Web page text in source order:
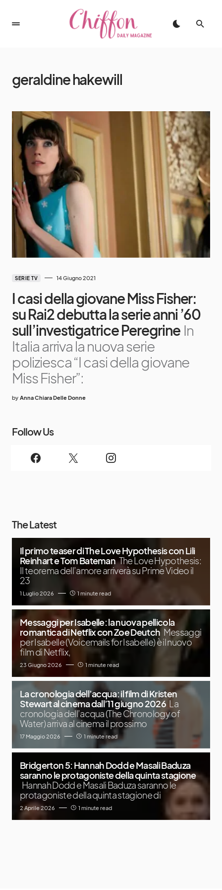
geraldine hakewill
SERIE TV 14 Giugno 2021
I casi della giovane Miss Fisher:
su Rai2 debutta la serie anni ’60
sull’investigatrice Peregrine In
Italia arriva la nuova serie
poliziesca “I casi della giovane
Miss Fisher”:
by Anna Chiara Delle Donne
Follow Us
The Latest
Il primo teaser di The Love Hypothesis con Lili
Reinhart e Tom Bateman The Love Hypothesis:
Il teorema dell’amore arriverà su Prime Video il
23
1 Luglio 2026 1 minute read
Messaggi per Isabelle: la nuova pellicola
romantica di Netflix con Zoe Deutch Messaggi
per Isabelle (Voicemails for Isabelle) è il nuovo
film di Netflix,
23 Giugno 2026 1 minute read
La cronologia dell’acqua: il film di Kristen
Stewart al cinema dall’11 giugno 2026 La
cronologia dell’acqua (The Chronology of
Water) arriva al cinema il prossimo
17 Maggio 2026 1 minute read
Bridgerton 5: Hannah Dodd e Masali Baduza
saranno le protagoniste della quinta stagione
Hannah Dodd e Masali Baduza saranno le
protagoniste della quinta stagione di
2 Aprile 2026 1 minute read